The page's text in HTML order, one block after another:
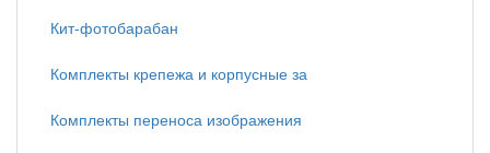
Кит-фотобарабан
Комплекты крепежа и корпусные за
Комплекты переноса изображения